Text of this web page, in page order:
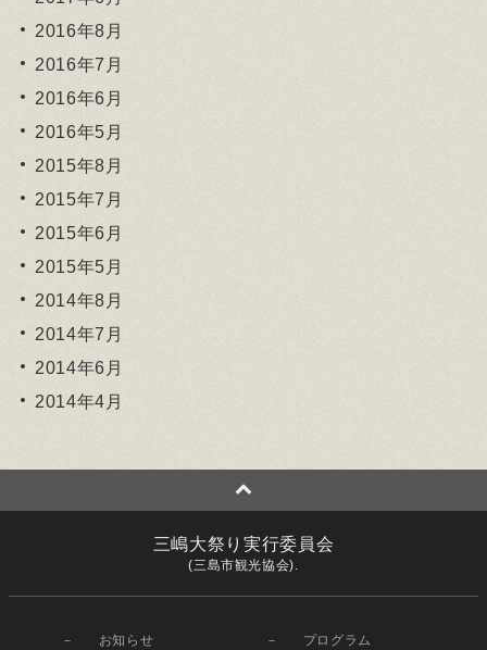
2016年8月
2016年7月
2016年6月
2016年5月
2015年8月
2015年7月
2015年6月
2015年5月
2014年8月
2014年7月
2014年6月
2014年4月
三嶋大祭り実行委員会
(三島市観光協会).
お知らせ プログラム